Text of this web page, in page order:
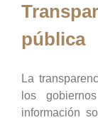
pública
La
los
información